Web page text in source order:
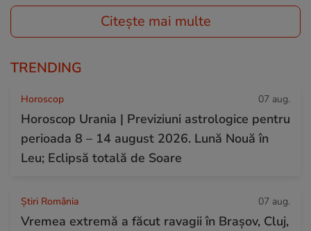
Citește mai multe
TRENDING
Horoscop 07 aug.
Horoscop Urania | Previziuni astrologice pentru
perioada 8 – 14 august 2026. Lună Nouă în
Leu; Eclipsă totală de Soare
Știri România 07 aug.
Vremea extremă a făcut ravagii în Brașov, Cluj,